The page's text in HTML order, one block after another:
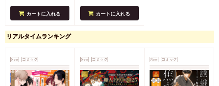
カートに入れる カートに入れる
リアルタイムランキング
New コミック New コミック New コミック